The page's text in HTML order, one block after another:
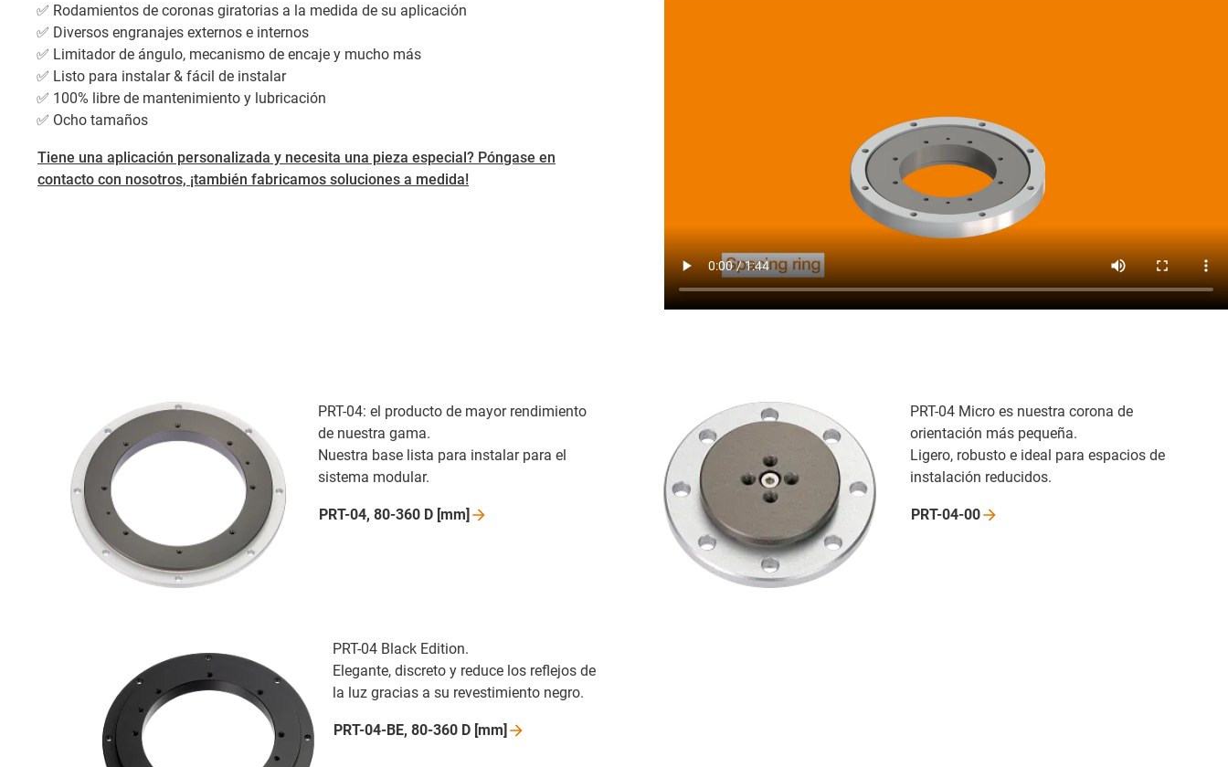
✅ Rodamientos de coronas giratorias a la medida de su aplicación
✅ Diversos engranajes externos e internos
✅ Limitador de ángulo, mecanismo de encaje y mucho más
✅ Listo para instalar & fácil de instalar
✅ 100% libre de mantenimiento y lubricación
✅ Ocho tamaños
Tiene una aplicación personalizada y necesita una pieza especial? Póngase en
contacto con nosotros, ¡también fabricamos soluciones a medida!
PRT-04: el producto de mayor rendimiento
de nuestra gama.
Nuestra base lista para instalar para el
sistema modular.
PRT-04, 80-360 D [mm]
PRT-04 Micro es nuestra corona de
orientación más pequeña.
Ligero, robusto e ideal para espacios de
instalación reducidos.
PRT-04-00
PRT-04 Black Edition.
Elegante, discreto y reduce los reflejos de
la luz gracias a su revestimiento negro.
PRT-04-BE, 80-360 D [mm]